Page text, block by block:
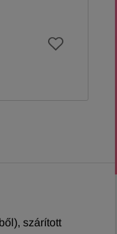
szárított